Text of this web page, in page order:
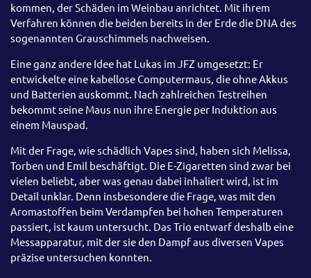
kommen, der Schäden im Weinbau anrichtet. Mit ihrem
Verfahren können die beiden bereits in der Erde die DNA des
sogenannten Grauschimmels nachweisen.
Eine ganz andere Idee hat Lukas im JFZ umgesetzt: Er
entwickelte eine kabellose Computermaus, die ohne Akkus
und Batterien auskommt. Nach zahlreichen Testreihen
bekommt seine Maus nun ihre Energie per Induktion aus
einem Mauspad.
Mit der Frage, wie schädlich Vapes sind, haben sich Melissa,
Torben und Emil beschäftigt. Die E-Zigaretten sind zwar bei
vielen beliebt, aber was genau dabei inhaliert wird, ist im
Detail unklar. Denn insbesondere die Frage, was mit den
Aromastoffen beim Verdampfen bei hohen Temperaturen
passiert, ist kaum untersucht. Das Trio entwarf deshalb eine
Messapparatur, mit der sie den Dampf aus diversen Vapes
präzise untersuchen konnten.